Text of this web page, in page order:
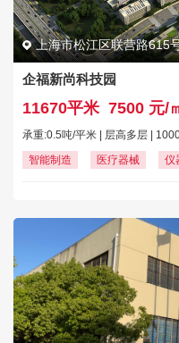
上海市松江区联营路615
企福新尚科技园
11670平米 7500 元/
承重:0.5吨/平米 | 层高多层 |
智能制造
医疗器械 仪